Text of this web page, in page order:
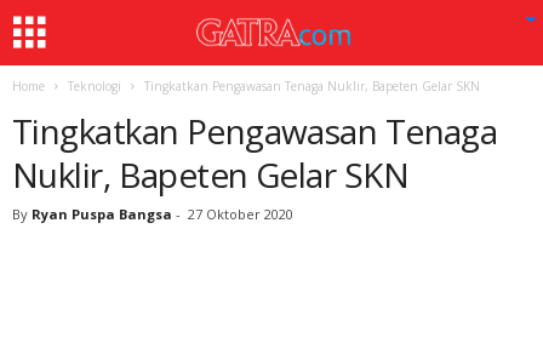
Home Teknologi Tingkatkan Pengawasan Tenaga Nuklir, Bapeten Gelar SKN
Tingkatkan Pengawasan Tenaga
Nuklir, Bapeten Gelar SKN
By Ryan Puspa Bangsa - 27 Oktober 2020